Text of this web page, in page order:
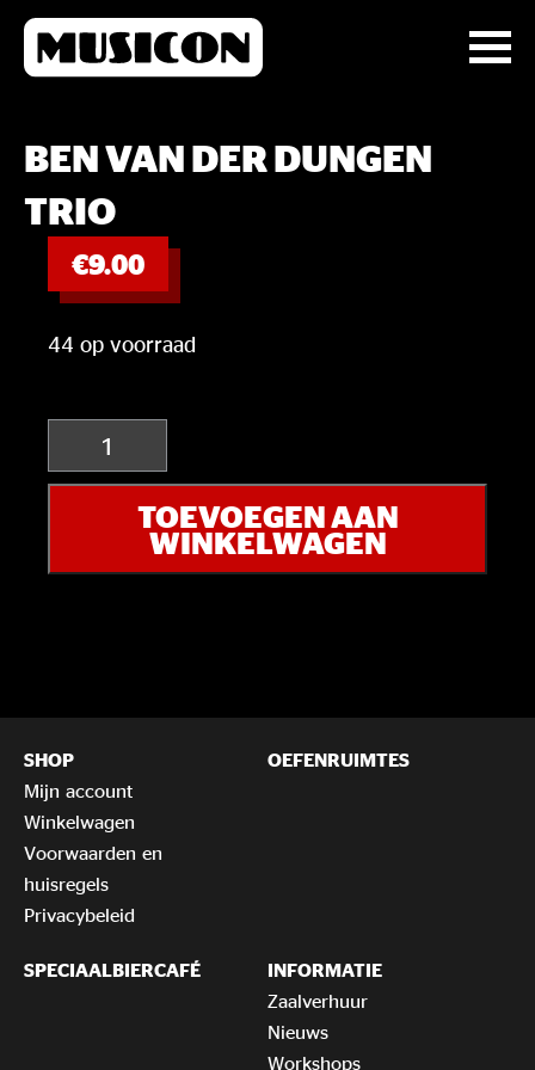
BEN VAN DER DUNGEN
TRIO
€9.00
44 op voorraad
Ben
der
Dungen
aantal
TOEVOEGEN AAN
WINKELWAGEN
SHOP
Mijn account
Winkelwagen
Voorwaarden en
huisregels
Privacybeleid
OEFENRUIMTES
SPECIAALBIERCAFÉ
INFORMATIE
Zaalverhuur
Nieuws
Workshops